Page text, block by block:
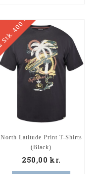
2 Stk. 400.-
North Latitude Print T-Shirts
(Black)
250,00kr.